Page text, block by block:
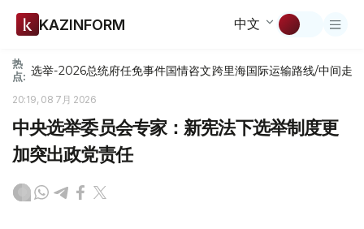
KAZINFORM 中文
热
点: 选举-2026总统府任免事件国情咨文跨里海国际运输路线/中间走廊
20:19, 08 7月 2026
中央选举委员会专家：新宪法下选举制度更
加突出政党责任